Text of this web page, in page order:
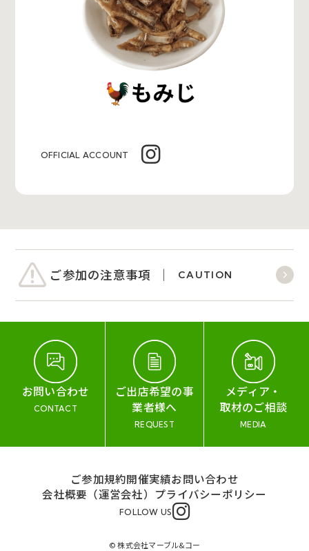
OFFICIAL ACCOUNT
ご参加の注意事項 CAUTION
お問い合わせ
CONTACT
ご出店希望の事
業者様へ
REQUEST
メディア・
取材のご相談
MEDIA
ご参加規約開催実績お問い合わせ
会社概要（運営会社） プライバシーポリシー
FOLLOW US
© 株式会社マーブル&コー